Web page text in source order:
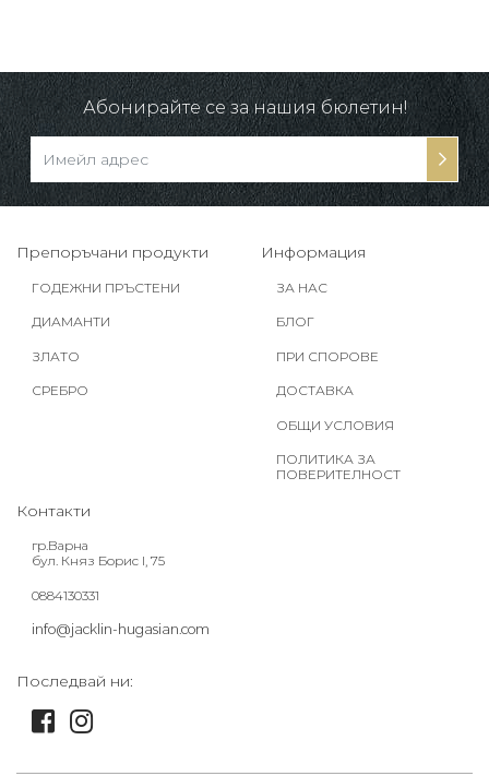
Абонирайте се за нашия бюлетин!
Препоръчани продукти
ГОДЕЖНИ ПРЪСТЕНИ
ДИАМАНТИ
ЗЛАТО
СРЕБРО
Информация
ЗА НАС
БЛОГ
ПРИ СПОРОВЕ
ДОСТАВКА
ОБЩИ УСЛОВИЯ
ПОЛИТИКА ЗА
ПОВЕРИТЕЛНОСТ
Контакти
гр.Варна
бул. Княз Борис I, 75
0884130331
info@jacklin-hugasian.com
Последвай ни: